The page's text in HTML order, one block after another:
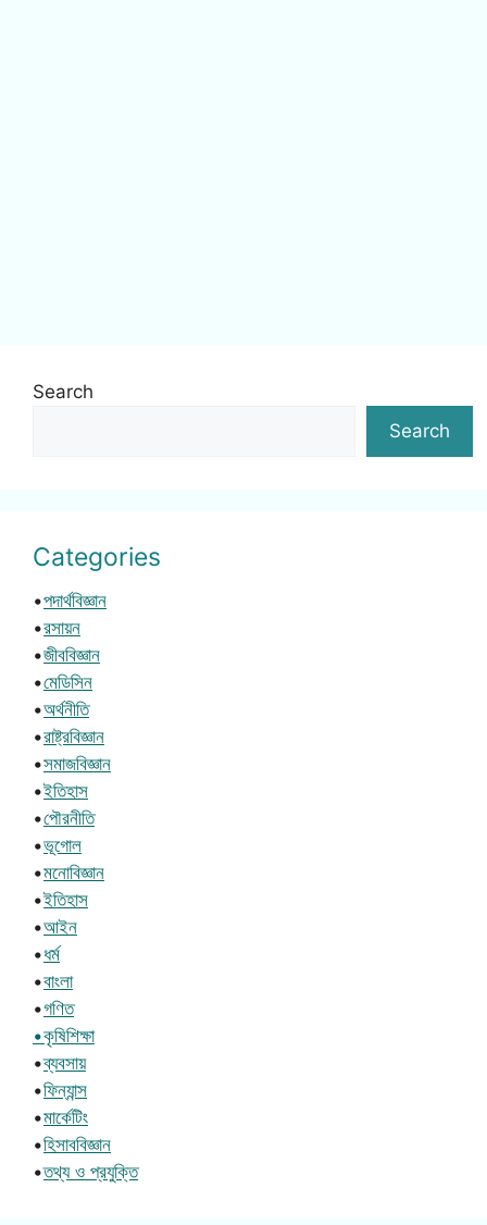
Search
Search
Categories
•পদার্থবিজ্ঞান
•রসায়ন
•জীববিজ্ঞান
•মেডিসিন
•অর্থনীতি
•রাষ্ট্রবিজ্ঞান
•সমাজবিজ্ঞান
•ইতিহাস
•পৌরনীতি
•ভূগোল
•মনোবিজ্ঞান
•ইতিহাস
•আইন
•ধর্ম
•বাংলা
•গণিত
•কৃষিশিক্ষা
•ব্যবসায়
•ফিন্যান্স
•মার্কেটিং
•হিসাববিজ্ঞান
•তথ্য ও প্রযুক্তি